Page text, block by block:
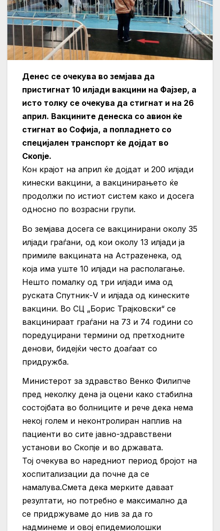
Денес се очекува во земјава да
пристигнат 10 илјади вакцини на Фајзер, а
исто толку се очекува да стигнат и на 26
април. Вакцините денеска со авион ќе
стигнат во Софија, а попладнето со
специјален транспорт ќе дојдат во
Скопје.
Кон крајот на април ќе дојдат и 200 илјади
кинески вакцини, а вакцинирањето ќе
продолжи по истиот систем како и досега
односно по возрасни групи.
Во земјава досега се вакцинирани околу 35
илјади граѓани, од кои околу 13 илјади ја
примиле вакцината на Астраzенека, од
која има уште 10 илјади на располагање.
Нешто помалку од три илјади има од
руската Спутник-V и илјада од кинеските
вакцини. Во СЦ „Борис Трајковски“ се
вакцинираат граѓани на 73 и 74 години со
поредуцирани термини од претходните
денови, бидејќи често доаѓаат со
придружба.
Министерот за здравство Венко Филипче
пред неколку дена ја оцени како стабилна
состојбата во болниците и рече дека нема
некој голем и неконтролиран наплив на
пациенти во сите јавно-здравствени
установи во Скопје и во државата.
Тој очекува во наредниот период бројот на
хоспитализации да почне да се
намалува.Смета дека мерките даваат
резултати, но потребно е максимално да
се придржуваме до нив за да го
надминеме и овој епидемиолошки